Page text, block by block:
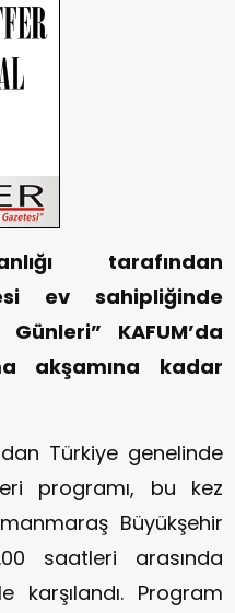
tarafından
ev sahipliğinde
KAFUM’da
akşamına kadar
Türkiye genelinde
programı, bu kez
Büyükşehir
saatleri arasında
karşılandı. Program